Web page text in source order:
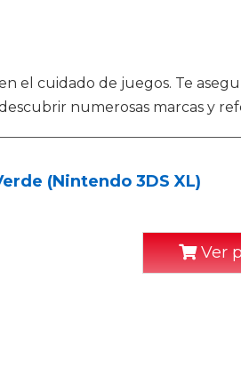
el cuidado de juegos. Te
numerosas marcas y
(Nintendo 3DS XL)
Ver